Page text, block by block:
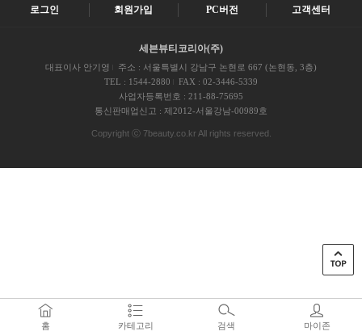
로그인 회원가입 PC버전 고객센터
세븐뷰티코리아(주)
대표이사 안기영
주소 : 서울특별시 강남구 논현로 667 (논현동, 3층)
TEL : 1544-2880
FAX : 02-3446-5339
사업자등록번호 : 211-88-75695
통신판매업신고 : 제2012-서울강남-00989호
Copyright ⓒ 7beauty.co.kr All rights reserved.
홈 카테고리 검색 마이존